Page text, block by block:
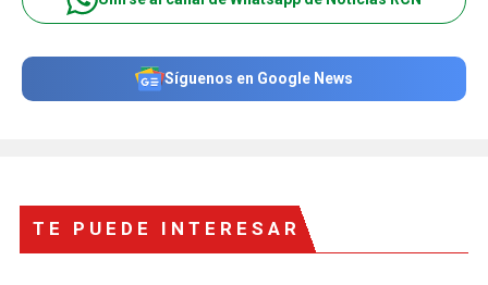
Síguenos en Google News
TE PUEDE INTERESAR